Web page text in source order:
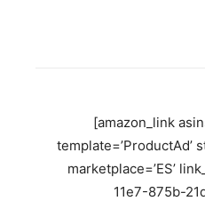
[amazon_link
template=’ProductAd’
marketplace=’ES’
11e7-875b-